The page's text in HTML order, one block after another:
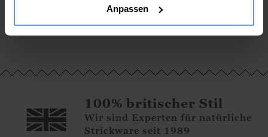
AnpassenKaschmir für Damen
100% britischer Stil
Wir sind Experten für natürliche
Strickware seit 1989